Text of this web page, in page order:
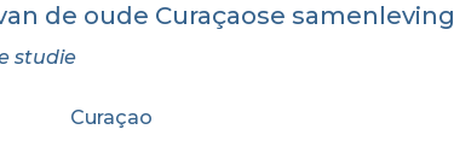
de oude Curaçaose samenleving
studie
Curaçao